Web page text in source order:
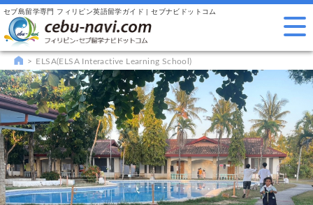
セブ島留学専門 フィリピン英語留学ガイド | セブナビドットコム
ELSA(ELSA Interactive Learning School)